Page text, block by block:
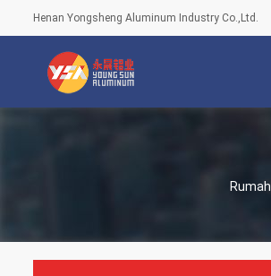
Henan Yongsheng Aluminum Industry Co.,Ltd.
Rumah